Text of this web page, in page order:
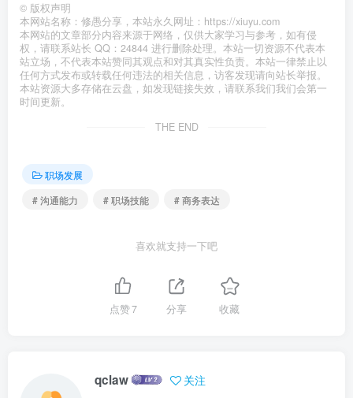
© 版权声明
本网站名称：修愚分享，本站永久网址：https://xiuyu.com
本网站的文章部分内容来源于网络，仅供大家学习与参考，如有侵
权，请联系站长 QQ：24844 进行删除处理。本站一切资源不代表本
站立场，不代表本站赞同其观点和对其真实性负责。本站一律禁止以
任何方式发布或转载任何违法的相关信息，访客发现请向站长举报。
本站资源大多存储在云盘，如发现链接失效，请联系我们我们会第一
时间更新。
THE END
职场发展
# 沟通能力
# 职场技能 # 商务表达
喜欢就支持一下吧
点赞7 分享 收藏
qclaw 关注